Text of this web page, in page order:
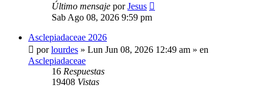
Último mensaje porJesus
Sab Ago 08, 2026 9:59 pm
Asclepiadaceae 2026
porlourdes » Lun Jun 08, 2026 12:49 am » en
Asclepiadaceae
16 Respuestas
19408 Vistas